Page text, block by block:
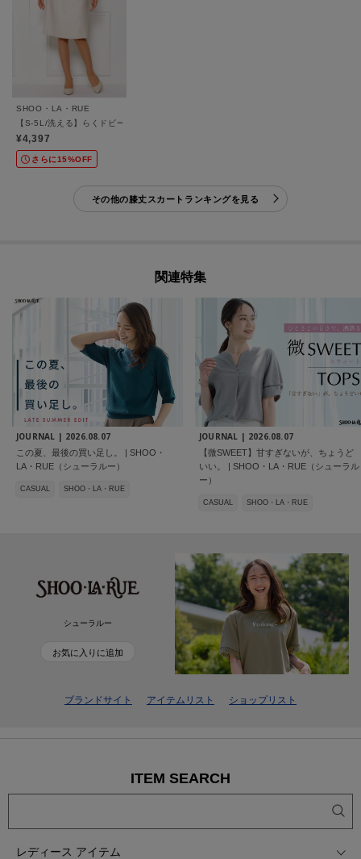
SHOO・LA・RUE
【S-5L/洗える】らくドビースカート
¥4,397
さらに15%OFF
その他の膝丈スカートランキングを見る
関連特集
JOURNAL | 2026.08.07
この夏、最後の買い足し。 | SHOO・
LA・RUE（シューラルー）
CASUAL SHOO・LA・RUE
JOURNAL | 2026.08.07
【微SWEET】甘すぎないが、ちょうど
いい。 | SHOO・LA・RUE（シューラル
ー）
CASUAL SHOO・LA・RUE
シューラルー
お気に入りに追加
ブランドサイト アイテムリスト ショップリスト
ITEM SEARCH
レディース アイテム